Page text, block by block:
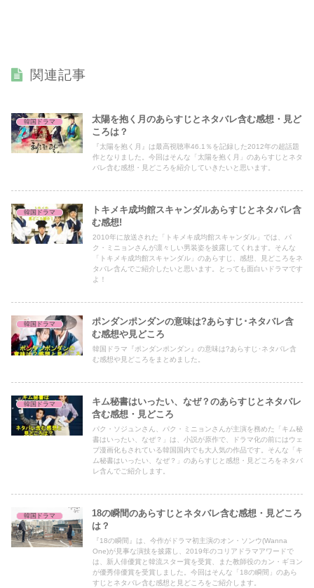
関連記事
韓国ドラマ
太陽を抱く月のあらすじとネタバレ含む感想・見ど
ころは？
『太陽を抱く月』は最高視聴率46.1％を記録した2012年の超話題
作となりました。今回はそんな「太陽を抱く月」のあらすじとネタ
バレ含む感想・見どころを紹介していきたいと思います。
韓国ドラマ
トキメキ成均館スキャンダルあらすじとネタバレ含
む感想!
2010年に放送された「トキメキ成均館スキャンダル」では、パ
ク・ミニョンさんが凛々しい男装姿を披露してくれます。そんな
「トキメキ成均館スキャンダル」のあらすじ、感想、見どころをネ
タバレ含んでご紹介したいと思います。とっても面白いドラマです
よ！
韓国ドラマ
ポンダンポンダンの意味は?あらすじ･ネタバレ含
む感想や見どころ
韓国ドラマ『ポンダンポンダン』の意味は?あらすじ･ネタバレ含
む感想や見どころをまとめました。
韓国ドラマ
キム秘書はいったい、なぜ？のあらすじとネタバレ
含む感想・見どころ
パク・ソジュンさん、パク・ミニョンさんが主演を務めた「キム秘
書はいったい、なぜ？」は、小説が原作で、ドラマ化の前にはウェ
ブ漫画化もされている韓国国内でも大人気の作品です。そんな「キ
ム秘書はいったい、なぜ？」のあらすじと感想・見どころをネタバ
レ含んでご紹介します。
韓国ドラマ
18の瞬間のあらすじとネタバレ含む感想・見どころ
は？
『18の瞬間』は、今作がドラマ初主演のオン・ソンウ(Wanna
One)が見事な演技を披露し、2019年のコリアドラマアワードで
は、新人俳優賞と韓流スター賞を受賞、また教師役のカン・ギヨン
が優秀俳優賞を受賞しました。今回はそんな「18の瞬間」のあら
すじとネタバレ含む感想と見どころをご紹介します。